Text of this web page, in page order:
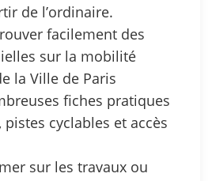
de l’ordinaire.
facilement des
sur la mobilité
la Ville de Paris
fiches pratiques
cyclables et accès
sur les travaux ou